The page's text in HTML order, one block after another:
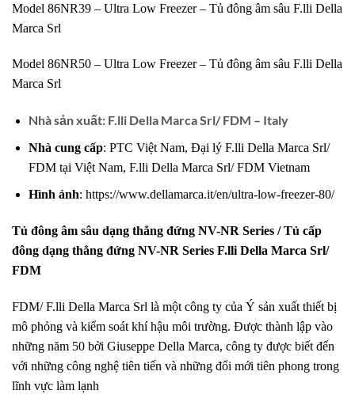
Model 86NR39 – Ultra Low Freezer – Tủ đông âm sâu F.lli Della
Marca Srl
Model 86NR50 – Ultra Low Freezer – Tủ đông âm sâu F.lli Della
Marca Srl
Nhà sản xuất: F.lli Della Marca Srl/ FDM – Italy
Nhà cung cấp: PTC Việt Nam, Đại lý F.lli Della Marca Srl/
FDM tại Việt Nam, F.lli Della Marca Srl/ FDM Vietnam
Hình ảnh: https://www.dellamarca.it/en/ultra-low-freezer-80/
Tủ đông âm sâu dạng thẳng đứng NV-NR Series / Tủ cấp
đông dạng thẳng đứng NV-NR Series F.lli Della Marca Srl/
FDM
FDM/ F.lli Della Marca Srl là một công ty của Ý sản xuất thiết bị
mô phỏng và kiểm soát khí hậu môi trường. Được thành lập vào
những năm 50 bởi Giuseppe Della Marca, công ty được biết đến
với những công nghệ tiên tiến và những đổi mới tiên phong trong
lĩnh vực làm lạnh